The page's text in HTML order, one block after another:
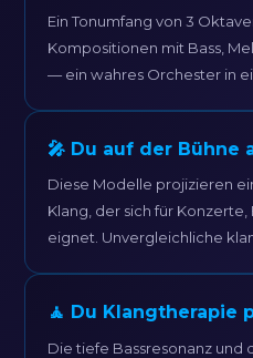
Ein Tonumfang von 3
Kompositionen mit Bass,
— ein wahres Orchester in
🎤 Du auf der Bühne
Diese Modelle projizieren
Klang, der sich für
eignet. Unvergleichliche
🧘 Du Klangtherapie
Die tiefe Bassresonanz